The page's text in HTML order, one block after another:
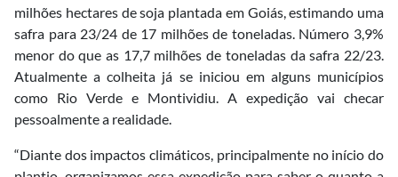
milhões hectares de soja plantada em Goiás, estimando uma
safra para 23/24 de 17 milhões de toneladas. Número 3,9%
menor do que as 17,7 milhões de toneladas da safra 22/23.
Atualmente a colheita já se iniciou em alguns municípios
como Rio Verde e Montividiu. A expedição vai checar
pessoalmente a realidade.
“Diante dos impactos climáticos, principalmente no início do